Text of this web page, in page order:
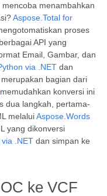
menambahkan
Aspose.Total for
proses
API yang
Email, Gambar, dan
via .NET dan
bagian dari
memudahkan konversi ini
dua langkah, pertama-
melaluiAspose.Words
yang dikonversi
.NET dan simpan ke
ke VCF